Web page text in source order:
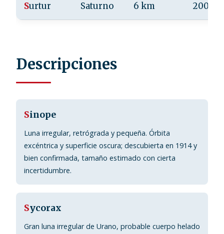
Surtur Saturno 6 km 2006
Descripciones
Sinope
Luna irregular, retrógrada y pequeña. Órbita
excéntrica y superficie oscura; descubierta en 1914 y
bien confirmada, tamaño estimado con cierta
incertidumbre.
Sycorax
Gran luna irregular de Urano, probable cuerpo helado